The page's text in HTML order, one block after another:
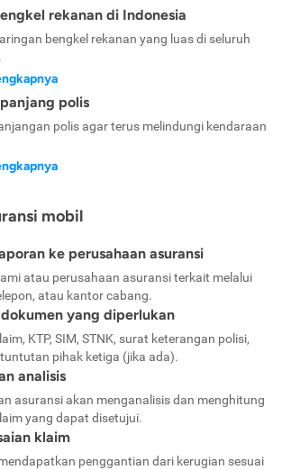
rekanan di Indonesia
bengkel rekanan yang luas di seluruh
polis
polis agar terus melindungi kendaraan
mobil
ke perusahaan asuransi
atau perusahaan asuransi terkait melalui
atau kantor cabang.
yang diperlukan
KTP, SIM, STNK, surat keterangan polisi,
pihak ketiga (jika ada).
analisis
asuransi akan menganalisis dan menghitung
yang dapat disetujui.
klaim
penggantian dari kerugian sesuai